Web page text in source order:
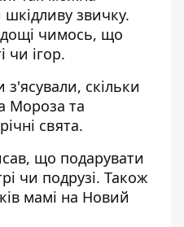
звичку.
чимось, що
чи ігор.
з'ясували, скільки
Мороза та
свята.
що подарувати
чи подрузі. Також
мамі на Новий